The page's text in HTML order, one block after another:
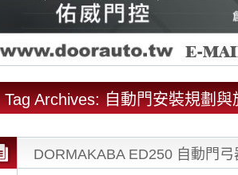
Tag Archives: 自動門安裝規劃與
DORMAKABA ED250 自動門弓